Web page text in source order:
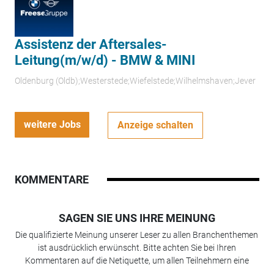
Assistenz der Aftersales-
Leitung(m/w/d) - BMW & MINI
Oldenburg (Oldb);Westerstede;Wiefelstede;Wilhelmshaven;Jever
weitere Jobs Anzeige schalten
KOMMENTARE
SAGEN SIE UNS IHRE MEINUNG
Die qualifizierte Meinung unserer Leser zu allen Branchenthemen
ist ausdrücklich erwünscht. Bitte achten Sie bei Ihren
Kommentaren auf die Netiquette, um allen Teilnehmern eine